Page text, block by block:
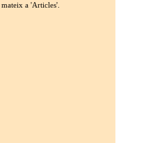
a 'Articles'.